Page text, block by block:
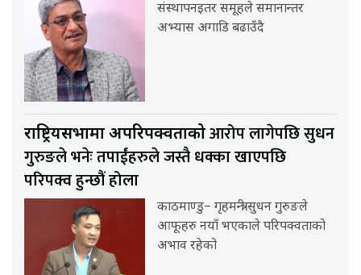
संस्थापनइतर समूहले समानान्तर
अभ्यास अगाडि बढाउँदै
राष्ट्रियसभामा अपरिपक्वताकोआरोप लागेपछि सुधन
गुरुङले भनेः तपाईंहरुले जस्तै धक्का खाएपछि
परिपक्व हुन्छौं होला
काठमाण्डु– गृहमन्त्री सुधन गुरुङले
आफूहरु नयाँ भएकाले परिपक्वताको
अभाव रहेको